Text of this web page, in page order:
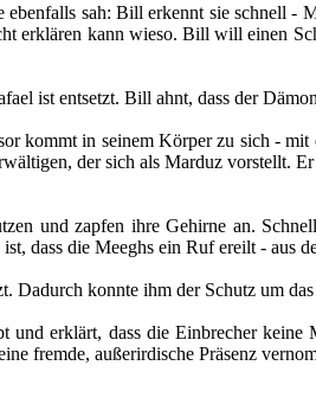
sah: Bill erkennt sie schnell -
erklären kann wieso. Bill will einen
ist entsetzt. Bill ahnt, dass der
kommt in seinem Körper zu sich - mit
der sich als Marduz vorstellt.
und zapfen ihre Gehirne an.
dass die Meeghs ein Ruf ereilt - aus
konnte ihm der Schutz um
erklärt, dass die Einbrecher keine
fremde, außerirdische Präsenz